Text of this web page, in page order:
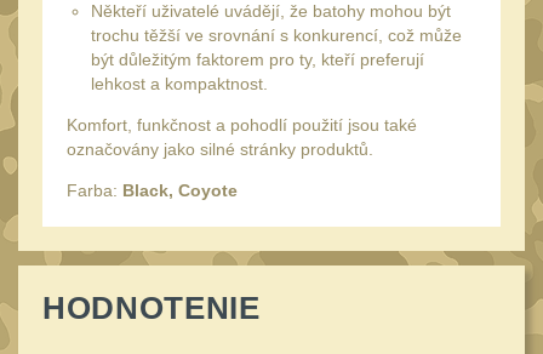
45
Accushot
Accushot Tactical
Accushot Precision 3
Hunter 6
Schmidt&Bender
Někteří uživatelé uvádějí, že batohy mohou být
trochu těžší ve srovnání s konkurencí, což může
být důležitým faktorem pro ty, kteří preferují
lehkost a kompaktnost.
Komfort, funkčnost a pohodlí použití jsou také
označovány jako silné stránky produktů.
Farba: Black, Coyote
HODNOTENIE